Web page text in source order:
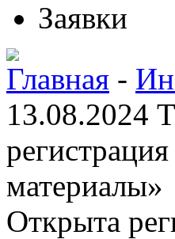
Заявки
Главная -
13.08.2024
материалы»
Открыта